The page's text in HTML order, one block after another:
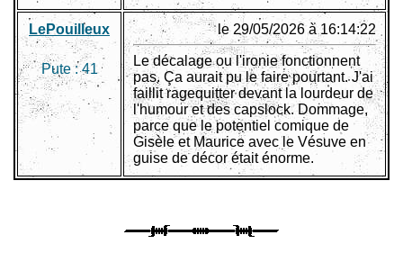
LePouilleux
Pute :41
le 29/05/2026 à 16:14:22
Le décalage ou l'ironie fonctionnent
pas. Ça aurait pu le faire pourtant. J'ai
faillit ragequitter devant la lourdeur de
l'humour et des capslock. Dommage,
parce que le potentiel comique de
Gisèle et Maurice avec le Vésuve en
guise de décor était énorme.